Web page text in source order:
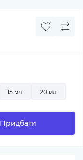
15 мл 20 мл
Придбати